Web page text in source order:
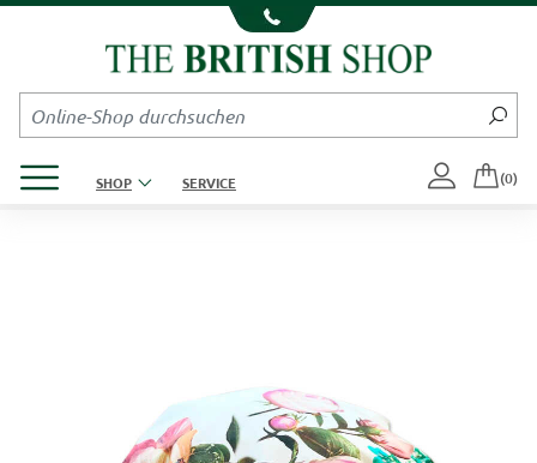
Kompletten Head der Seite überspringen
SHOP SERVICE (0)